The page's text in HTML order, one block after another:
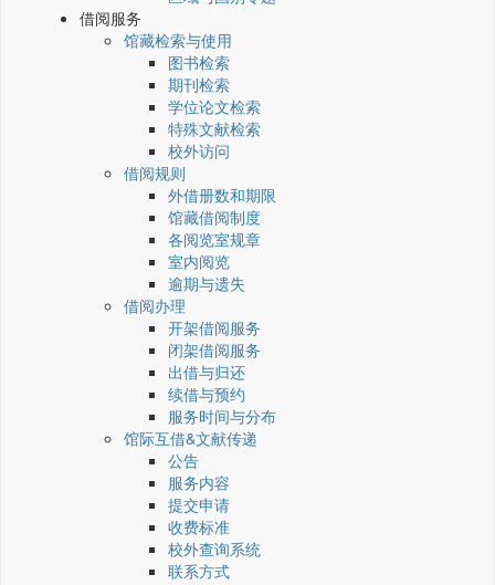
借阅服务
馆藏检索与使用
图书检索
期刊检索
学位论文检索
特殊文献检索
校外访问
借阅规则
外借册数和期限
馆藏借阅制度
各阅览室规章
室内阅览
逾期与遗失
借阅办理
开架借阅服务
闭架借阅服务
出借与归还
续借与预约
服务时间与分布
馆际互借&文献传递
公告
服务内容
提交申请
收费标准
校外查询系统
联系方式